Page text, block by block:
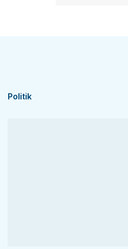
Politik